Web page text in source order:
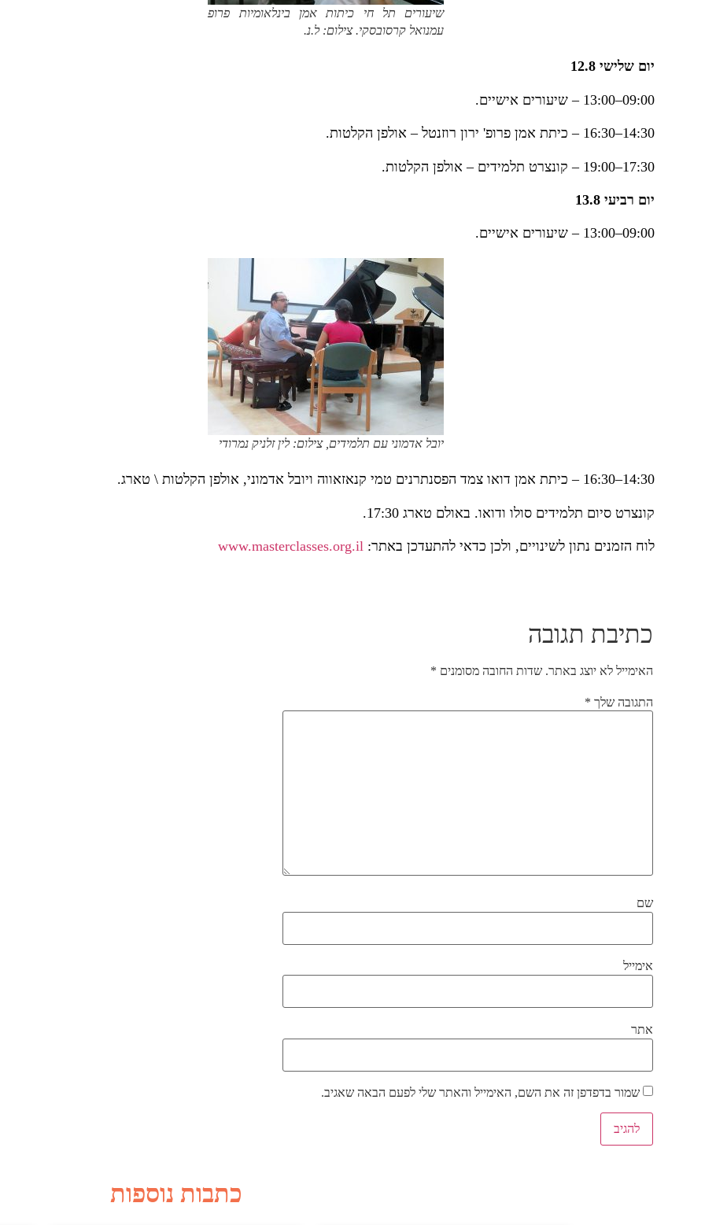
שיעורים תל חי כיתות אמן בינלאומיות פרופ
עמנואל קרסובסקי. צילום: ל.נ.
יום שלישי 12.8
09:00–13:00 – שיעורים אישיים.
14:30–16:30 – כיתת אמן פרופ' ירון רוזנטל – אולפן הקלטות.
17:30–19:00 – קונצרט תלמידים – אולפן הקלטות.
יום רביעי 13.8
09:00–13:00 – שיעורים אישיים.
יובל אדמוני עם תלמידים, צילום: לין זלניק נמרודי
14:30–16:30 – כיתת אמן דואו צמד הפסנתרנים טמי קנאזאווה ויובל אדמוני, אולפן הקלטות \ טארג.
קונצרט סיום תלמידים סולו ודואו. באולם טארג 17:30.
לוח הזמנים נתון לשינויים, ולכן כדאי להתעדכן באתר: www.masterclasses.org.il
כתיבת תגובה
האימייל לא יוצג באתר. שדות החובה מסומנים *
התגובה שלך *
שם
אימייל
אתר
שמור בדפדפן זה את השם, האימייל והאתר שלי לפעם הבאה שאגיב.
כתבות נוספות